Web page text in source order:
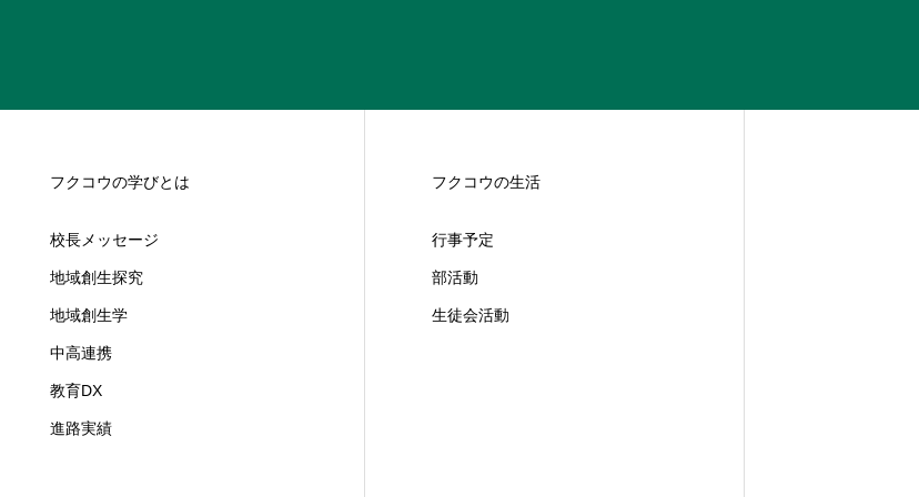
フクコウの学びとは
校長メッセージ
地域創生探究
地域創生学
中高連携
教育DX
進路実績
フクコウの生活
行事予定
部活動
生徒会活動